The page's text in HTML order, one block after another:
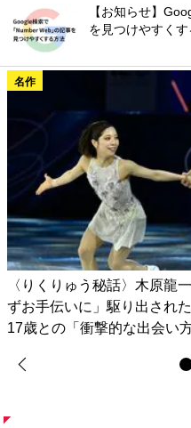
【お知らせ】
を見つけやすく
名作
〈りくりゅう秘話〉木原龍
ずお手伝いに」駆り出され
17歳との「衝撃的な出会い